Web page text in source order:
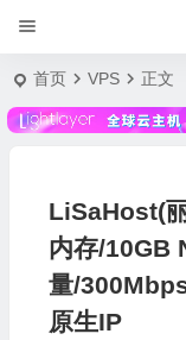
首页 VPS 正文
LiSaHost(
内存/10GB
量/
原生IP